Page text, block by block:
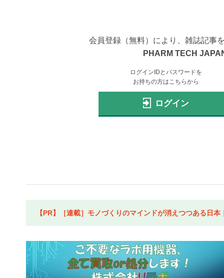
会員登録（無料）により、雑誌記事
PHARM TECH
ログインIDとパスワードを
お持ちの方はこちらから
ログイン
【PR】［連載］モノづくりのマインドが消えつつある日